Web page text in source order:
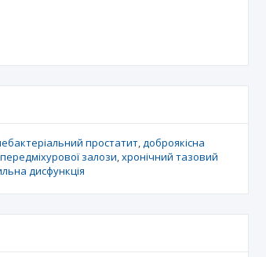
простатит доброякісна
передміхурової залози хронічний тазовий
дисфункція